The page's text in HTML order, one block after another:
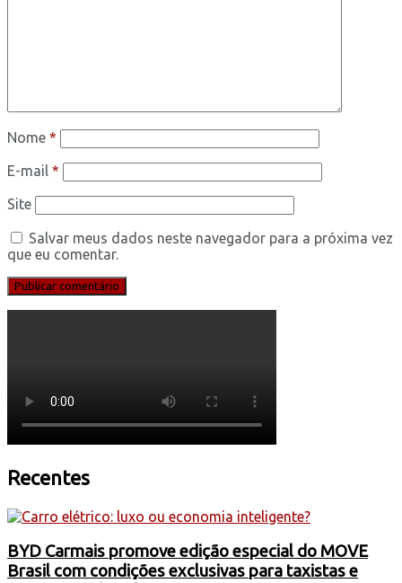
Nome *
E-mail *
Site
Salvar meus dados neste navegador para a próxima vez
que eu comentar.
Recentes
BYD Carmais promove edição especial do MOVE
Brasil com condições exclusivas para taxistas e